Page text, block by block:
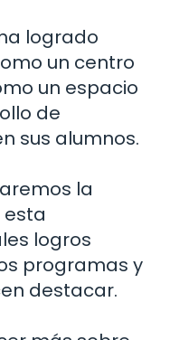
logrado
un centro
un espacio
de
sus alumnos.
la
logros
programas y
destacar.